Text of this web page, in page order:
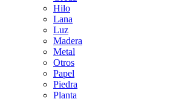
Hilo
Lana
Luz
Madera
Metal
Otros
Papel
Piedra
Planta